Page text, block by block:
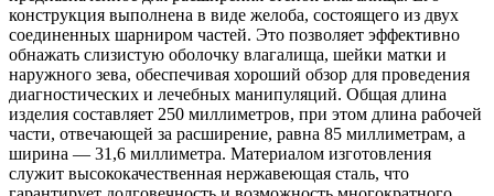
конструкция выполнена в виде желоба, состоящего из двух
соединенных шарниром частей. Это позволяет эффективно
обнажать слизистую оболочку влагалища, шейки матки и
наружного зева, обеспечивая хороший обзор для проведения
диагностических и лечебных манипуляций. Общая длина
изделия составляет 250 миллиметров, при этом длина рабочей
части, отвечающей за расширение, равна 85 миллиметрам, а
ширина — 31,6 миллиметра. Материалом изготовления
служит высококачественная нержавеющая сталь, что